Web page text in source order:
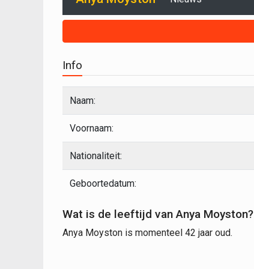
Info
Naam:
Voornaam:
Nationaliteit:
Geboortedatum:
Wat is de leeftijd van Anya Moyston?
Anya Moyston is momenteel 42 jaar oud.